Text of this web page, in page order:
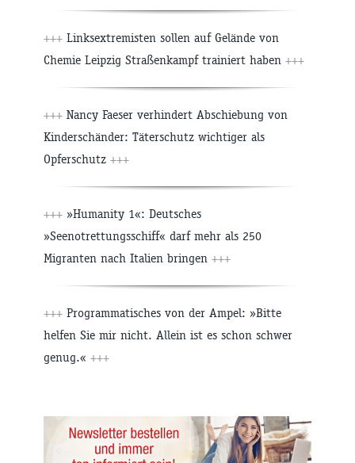
+++ Linksextremisten sollen auf Gelände von
Chemie Leipzig Straßenkampf trainiert haben +++
+++ Nancy Faeser verhindert Abschiebung von
Kinderschänder: Täterschutz wichtiger als
Opferschutz +++
+++ »Humanity 1«: Deutsches
»Seenotrettungsschiff« darf mehr als 250
Migranten nach Italien bringen +++
+++ Programmatisches von der Ampel: »Bitte
helfen Sie mir nicht. Allein ist es schon schwer
genug.« +++